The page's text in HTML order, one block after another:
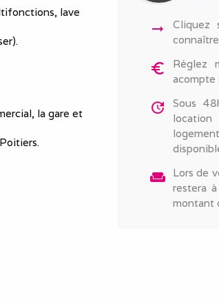
arrow_right_alt
Cliquez
euro_symbol
Réglez
acompte
update
Sous
location
weekend
Lors de
restera
montant
lave
la gare et